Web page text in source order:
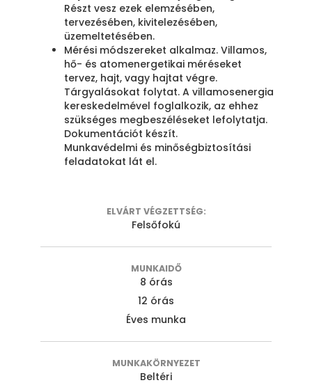
Részt vesz ezek elemzésében,
tervezésében, kivitelezésében,
üzemeltetésében.
Mérési módszereket alkalmaz. Villamos,
hő- és atomenergetikai méréseket
tervez, hajt, vagy hajtat végre.
Tárgyalásokat folytat. A villamosenergia
kereskedelmével foglalkozik, az ehhez
szükséges megbeszéléseket lefolytatja.
Dokumentációt készít.
Munkavédelmi és minőségbiztosítási
feladatokat lát el.
ELVÁRT VÉGZETTSÉG:
Felsőfokú
MUNKAIDŐ
8 órás
12 órás
Éves munka
MUNKAKÖRNYEZET
Beltéri